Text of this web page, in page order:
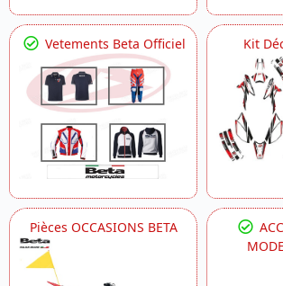
Vetements Beta Officiel Kit
Pièces OCCASIONS BETA